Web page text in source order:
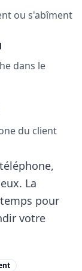
ou s'abîment
dans le
du client
La
pour
votre